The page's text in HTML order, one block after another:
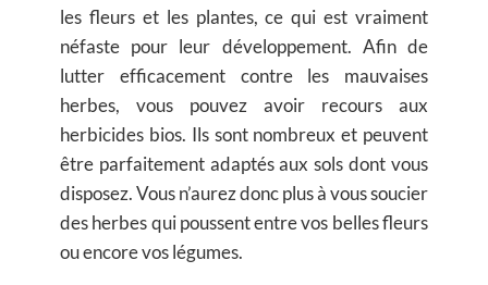
les fleurs et les plantes, ce qui est vraiment
néfaste pour leur développement. Afin de
lutter efficacement contre les mauvaises
herbes, vous pouvez avoir recours aux
herbicides bios. Ils sont nombreux et peuvent
être parfaitement adaptés aux sols dont vous
disposez. Vous n’aurez donc plus à vous soucier
des herbes qui poussent entre vos belles fleurs
ou encore vos légumes.